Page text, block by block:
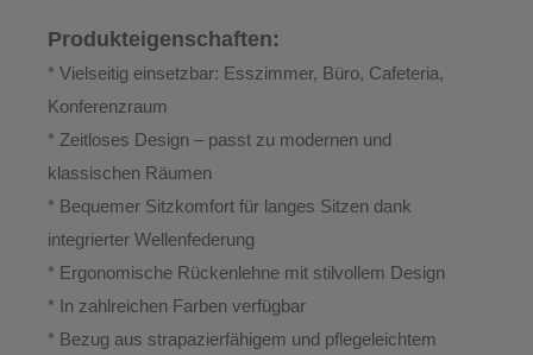
Produkteigenschaften:
* Vielseitig einsetzbar: Esszimmer, Büro, Cafeteria,
Konferenzraum
* Zeitloses Design – passt zu modernen und
klassischen Räumen
* Bequemer Sitzkomfort für langes Sitzen dank
integrierter Wellenfederung
* Ergonomische Rückenlehne mit stilvollem Design
* In zahlreichen Farben verfügbar
* Bezug aus strapazierfähigem und pflegeleichtem